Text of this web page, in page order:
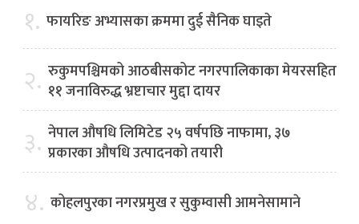
१. फायरिङ अभ्यासका क्रममा दुई सैनिक घाइते
२. रुकुमपश्चिमको आठबीसकोट नगरपालिकाका मेयरसहित
११ जनाविरुद्ध भ्रष्टाचार मुद्दा दायर
३. नेपाल औषधि लिमिटेड २५ वर्षपछि नाफामा, ३७
प्रकारका औषधि उत्पादनको तयारी
४. कोहलपुरका नगरप्रमुख र सुकुम्वासी आमनेसामाने